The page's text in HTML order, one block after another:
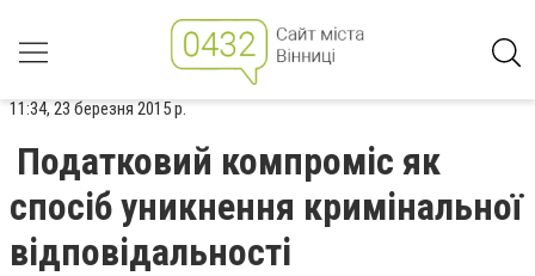
11:34, 23 березня 2015 р.
Податковий компроміс як
спосіб уникнення кримінальної
відповідальності